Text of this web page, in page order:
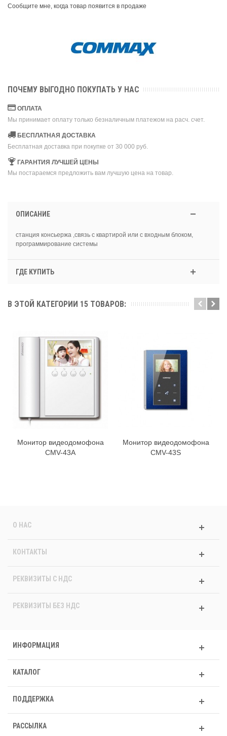
Сообщите мне, когда товар появится в продаже
ПОЧЕМУ ВЫГОДНО ПОКУПАТЬ У НАС
ОПЛАТА
Мы принимает оплату только безналичным платежом на расч. счет.
БЕСПЛАТНАЯ ДОСТАВКА
Бесплатная доставка при покупке от 30 000 руб.
ГАРАНТИЯ ЛУЧШЕЙ ЦЕНЫ
Мы постараемся предложить вам лучшую цена на товар.
ОПИСАНИЕ
станция консьержа ,связь с квартирой или с входным блоком,
программирование системы
ГДЕ КУПИТЬ
В ЭТОЙ КАТЕГОРИИ 15 ТОВАРОВ:
Монитор видеодомофона
CMV-43A
Монитор видеодомофона
CMV-43S
О НАС
КОНТАКТЫ
РЕКВИЗИТЫ C НДС
РЕКВИЗИТЫ БЕЗ НДС
ИНФОРМАЦИЯ
КАТАЛОГ
ПОДДЕРЖКА
РАССЫЛКА